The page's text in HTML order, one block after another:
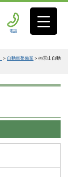
電話
> 自動車整備業 > ㈲景山自動